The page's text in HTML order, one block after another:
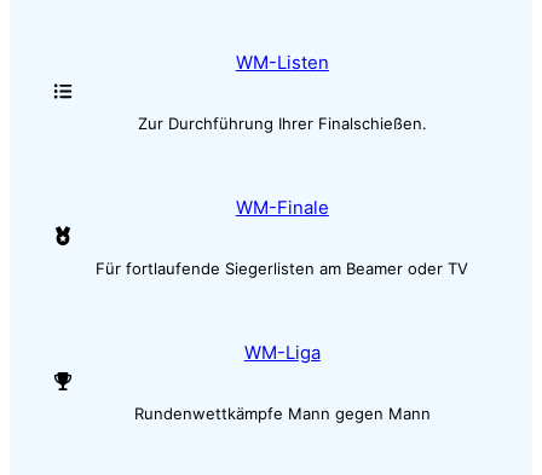
WM-Listen
Zur Durchführung Ihrer Finalschießen.
WM-Finale
Für fortlaufende Siegerlisten am Beamer oder TV
WM-Liga
Rundenwettkämpfe Mann gegen Mann